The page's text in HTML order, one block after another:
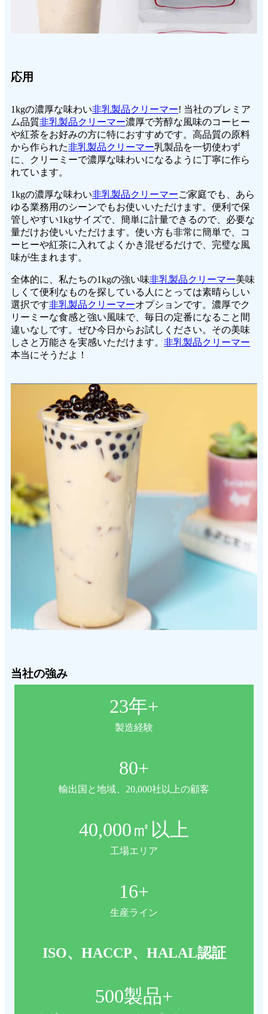
応用
1kgの濃厚な味わい非乳製品クリーマー! 当社のプレミア
ム品質非乳製品クリーマー濃厚で芳醇な風味のコーヒー
や紅茶をお好みの方に特におすすめです。高品質の原料
から作られた非乳製品クリーマー乳製品を一切使わず
に、クリーミーで濃厚な味わいになるように丁寧に作ら
れています。
1kgの濃厚な味わい非乳製品クリーマーご家庭でも、あら
ゆる業務用のシーンでもお使いいただけます。便利で保
管しやすい1kgサイズで、簡単に計量できるので、必要な
量だけお使いいただけます。使い方も非常に簡単で、コ
ーヒーや紅茶に入れてよくかき混ぜるだけで、完璧な風
味が生まれます。
全体的に、私たちの1kgの強い味非乳製品クリーマー美味
しくて便利なものを探している人にとっては素晴らしい
選択です非乳製品クリーマーオプションです。濃厚でク
リーミーな食感と強い風味で、毎日の定番になること間
違いなしです。ぜひ今日からお試しください。その美味
しさと万能さを実感いただけます。 非乳製品クリーマー
本当にそうだよ！
当社の強み
23年+
製造経験
80+
輸出国と地域、20,000社以上の顧客
40,000㎡以上
工場エリア
16+
生産ライン
ISO、HACCP、HALAL認証
500製品+